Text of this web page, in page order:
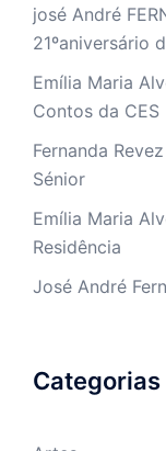
josé André
21ºaniversário
Emília Maria
Contos da CES
Fernanda Revez
Sénior
Emília Maria
Residência
José André
Categorias